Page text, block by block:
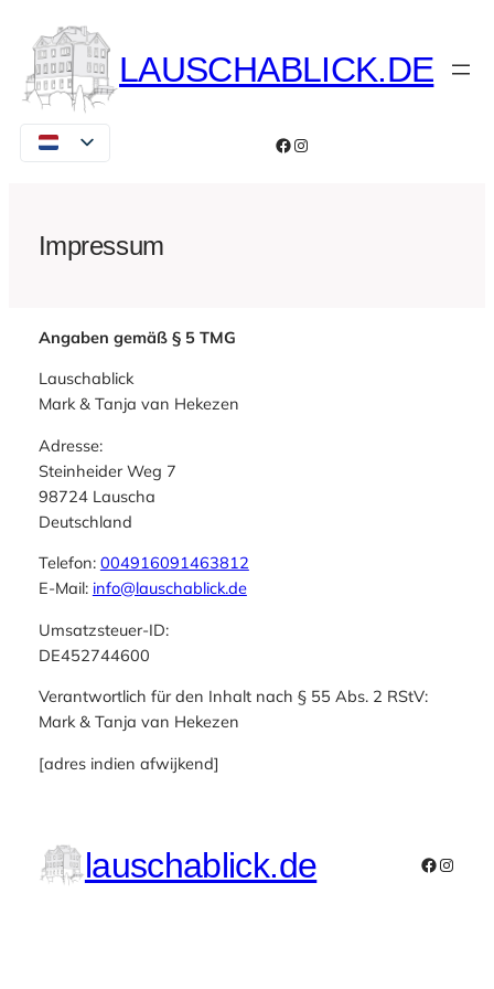
naar
inhoud
LAUSCHABLICK.DE
Facebook
Instagram
Impressum
Angaben gemäß § 5 TMG
Lauschablick
Mark & Tanja van Hekezen
Adresse:
Steinheider Weg 7
98724 Lauscha
Deutschland
Telefon: 004916091463812
E-Mail: info@lauschablick.de
Umsatzsteuer-ID:
DE452744600
Verantwortlich für den Inhalt nach § 55 Abs. 2 RStV:
Mark & Tanja van Hekezen
[adres indien afwijkend]
lauschablick.de